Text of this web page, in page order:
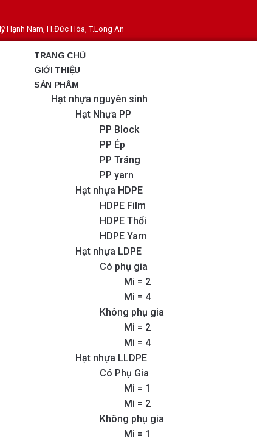
Hạnh Nam, H.Đức Hòa, T.Long An
TRANG CHỦ
GIỚI THIỆU
SẢN PHẨM
Hạt nhựa nguyên sinh
Hạt Nhựa PP
PP Block
PP Ép
PP Tráng
PP yarn
Hạt nhựa HDPE
HDPE Film
HDPE Thổi
HDPE Yarn
Hạt nhựa LDPE
Có phụ gia
Mi = 2
Mi = 4
Không phụ gia
Mi = 2
Mi = 4
Hạt nhựa LLDPE
Có Phụ Gia
Mi = 1
Mi = 2
Không phụ gia
Mi = 1